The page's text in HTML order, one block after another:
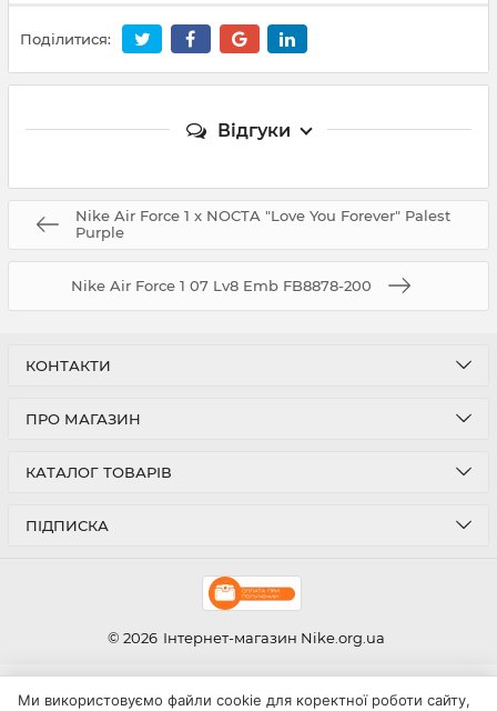
Поділитися:
Відгуки
Nike Air Force 1 x NOCTA "Love You Forever" Palest
Purple
Nike Air Force 1 07 Lv8 Emb FB8878-200
КОНТАКТИ
ПРО МАГАЗИН
КАТАЛОГ ТОВАРІВ
ПІДПИСКА
© 2026 Інтернет-магазин Nike.org.ua
Ми використовуємо файли cookie для коректної роботи сайту,